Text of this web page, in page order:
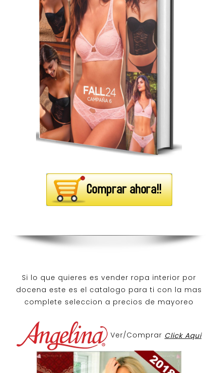
Si lo que quieres es vender ropa interior por
docena este es el catalogo para ti con la mas
complete seleccion a precios de mayoreo
Ver/Comprar Click Aqui